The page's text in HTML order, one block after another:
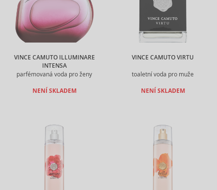
VINCE CAMUTO ILLUMINARE
INTENSA
parfémovaná voda pro ženy
NENÍ SKLADEM
VINCE CAMUTO VIRTU
toaletní voda pro muže
NENÍ SKLADEM